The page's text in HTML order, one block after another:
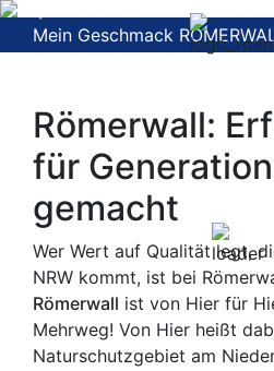
Previous
Mein Geschmack
Römerwall:
für
gemacht
Wer Wert auf Qualität legt,
NRW kommt, ist bei
Römerwall ist von Hier für
Mehrweg! Von Hier heißt
Naturschutzgebiet am